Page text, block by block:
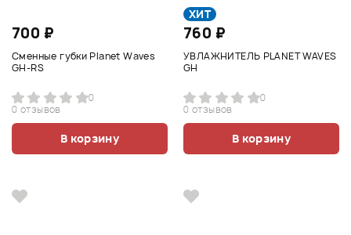
700 ₽
Сменные губки Planet Waves
GH-RS
0
0 отзывов
В корзину
ХИТ
760 ₽
УВЛАЖНИТЕЛЬ PLANET WAVES
GH
0
0 отзывов
В корзину